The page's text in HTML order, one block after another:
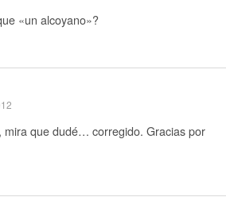
«un alcoyano»?
mira que dudé… corregido. Gracias por